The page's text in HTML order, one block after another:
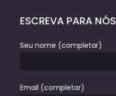
ESCREVA PARA NÓS
Seu nome (completar)
Email (completar)